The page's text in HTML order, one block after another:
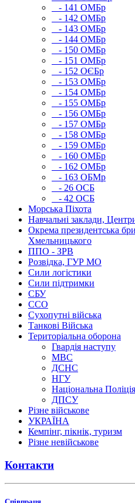
- 141 ОМБр
- 142 ОМБр
- 143 ОМБр
- 144 ОМБр
- 150 ОМБр
- 151 ОМБр
- 152 ОЄБр
- 153 ОМБр
- 154 ОМБр
- 155 ОМБр
- 156 ОМБр
- 157 ОМБр
- 158 ОМБр
- 159 ОМБр
- 160 ОМБр
- 162 ОМБр
- 163 ОБМр
- 26 ОСБ
- 42 ОСБ
Морська Піхота
Навчальні заклади,
Окрема президентська
Хмельницького
ППО - ЗРВ
Розвідка, ГУР МО
Сили логістики
Сили підтримки
СБУ
ССО
Сухопутні війська
Танкові Війська
Територіальна оборона
Гвардія наступу
МВС
ДСНС
НГУ
Національна
ДПСУ
Різне військове
УКРАЇНА
Кемпінг, пікнік, туризм
Різне невійськове
Контакти